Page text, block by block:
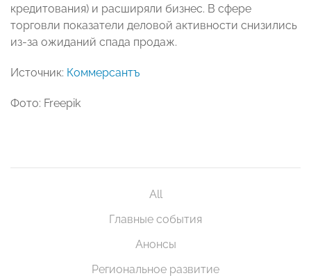
кредитования) и расширяли бизнес. В сфере
торговли показатели деловой активности снизились
из-за ожиданий спада продаж.
Источник: Коммерсантъ
Фото: Freepik
All
Главные события
Анонсы
Региональное развитие